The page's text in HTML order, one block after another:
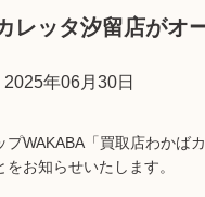
レッタ汐留店がオ
2025年06月30日
プWAKABA「買取店わかば
お知らせいたします。